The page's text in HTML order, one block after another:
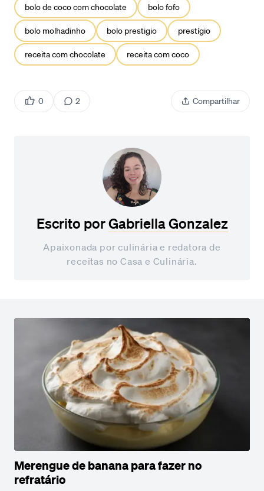
bolo de coco com chocolate bolo fofo
bolo molhadinho bolo prestigio prestígio
receita com chocolate receita com coco
0 2 Compartilhar
Escrito porGabriella Gonzalez
Apaixonada por culinária e redatora de
receitas no Casa e Culinária.
Merengue de banana para fazer no
refratário